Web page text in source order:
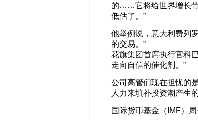
的……它将给世界增长带
低估了。”
他举例说，意大利费列
的交易。”
花旗集团首席执行官科
走向自信的催化剂。”
公司高管们现在担忧的
人力来填补投资潮产生
国际货币基金（IMF）